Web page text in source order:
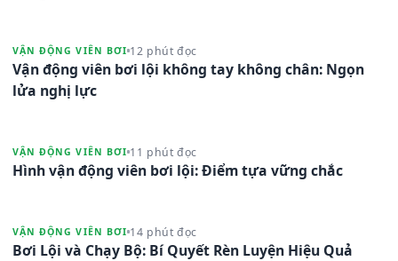
VẬN ĐỘNG VIÊN BƠI 12 phút đọc
Vận động viên bơi lội không tay không chân: Ngọn
lửa nghị lực
VẬN ĐỘNG VIÊN BƠI 11 phút đọc
Hình vận động viên bơi lội: Điểm tựa vững chắc
VẬN ĐỘNG VIÊN BƠI 14 phút đọc
Bơi Lội và Chạy Bộ: Bí Quyết Rèn Luyện Hiệu Quả